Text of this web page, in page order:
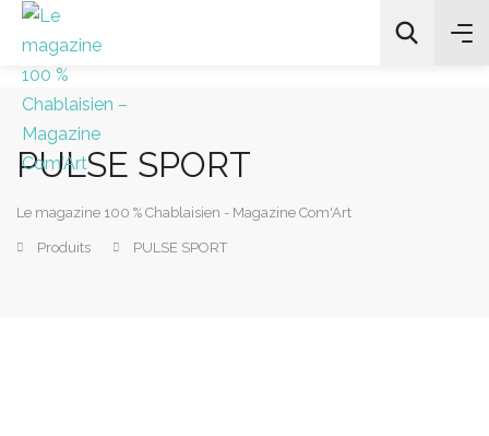
All Categories
PULSE SPORT
Le magazine 100 % Chablaisien - Magazine Com'Art
Produits PULSE SPORT